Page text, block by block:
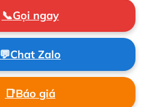
📞Gọi ngay
💬Chat Zalo
📑Báo giá